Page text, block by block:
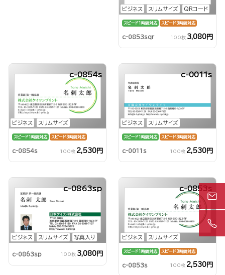
ビジネス スリムサイズ QRコード
スピード1時間対応 スピード3時間対応
c-0853sqr 100枚 3,080円
ビジネス スリムサイズ
c-0854s
スピード1時間対応 スピード3時間対応
c-0854s 100枚 2,530円
ビジネス スリムサイズ
c-0011s
スピード1時間対応 スピード3時間対応
c-0011s 100枚 2,530円
ビジネス スリムサイズ 写真入り
c-0863sp
c-0863sp 100枚 3,080円
ビジネス スリムサイズ
c-0853s
スピード1時間対応 スピード3時間対応
c-0853s 100枚 2,530円